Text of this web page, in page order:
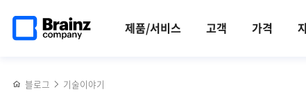
건너뛰기
제품/서비스 고객 가격
페이지로
블로그 기술이야기
Zenius EMS로 데이터 쿼리형 토폴로지 활용하기
공유하기
공유하기
공유하기
공유하기
통한
NVIDIA
모니터링과